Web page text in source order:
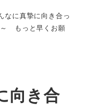
なに真摯に向き合っ
～ もっと早くお願
向き合